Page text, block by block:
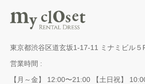
東京都渋谷区道玄坂1-17-11 ミナミビル５
営業時間 :
【月～金】 12:00〜21:00 【土日祝】